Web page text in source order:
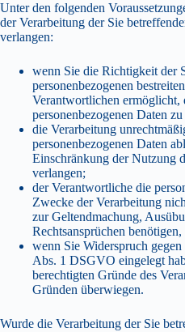
Unter den folgenden
der Verarbeitung der Sie
verlangen:
wenn Sie die Richtigkeit der
personenbezogenen
Verantwortlichen ermöglicht,
personenbezogenen Daten
die Verarbeitung
personenbezogenen Daten
Einschränkung der Nutzung
verlangen;
der Verantwortliche die
Zwecke der Verarbeitung
zur Geltendmachung,
Rechtsansprüchen benötigen,
wenn Sie Widerspruch
Abs. 1 DSGVO eingelegt
berechtigten Gründe des
Gründen überwiegen.
Wurde die Verarbeitung der Sie